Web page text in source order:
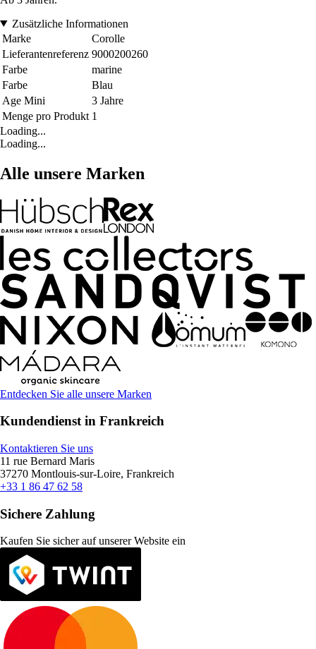
Zusätzliche Informationen
Marke
Corolle
Lieferantenreferenz 9000200260
Farbe
marine
Farbe
Blau
Age Mini
3 Jahre
Menge pro Produkt 1
Loading...
Loading...
Alle unsere Marken
Entdecken Sie alle unsere Marken
Kundendienst in Frankreich
Kontaktieren Sie uns
11 rue Bernard Maris
37270 Montlouis-sur-Loire, Frankreich
+33 1 86 47 62 58
Sichere Zahlung
Kaufen Sie sicher auf unserer Website ein